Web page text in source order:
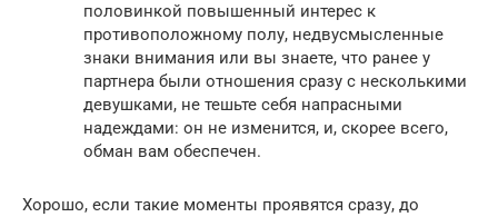
половинкой повышенный интерес к
противоположному полу, недвусмысленные
знаки внимания или вы знаете, что ранее у
партнера были отношения сразу с несколькими
девушками, не тешьте себя напрасными
надеждами: он не изменится, и, скорее всего,
обман вам обеспечен.
Хорошо, если такие моменты проявятся сразу, до